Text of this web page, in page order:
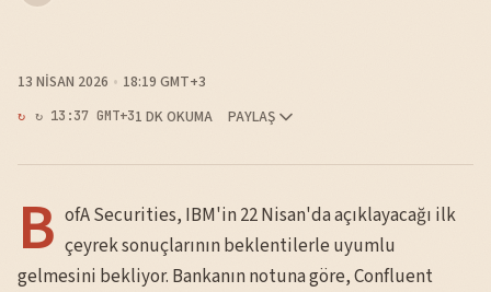
13 NISAN 2026 18:19 GMT+3
↻ 13:37 GMT+31 DK OKUMA PAYLAŞ
B ofA Securities, IBM'in 22 Nisan'da açıklayacağı ilk
çeyrek sonuçlarının beklentilerle uyumlu
gelmesini bekliyor. Bankanın notuna göre, Confluent